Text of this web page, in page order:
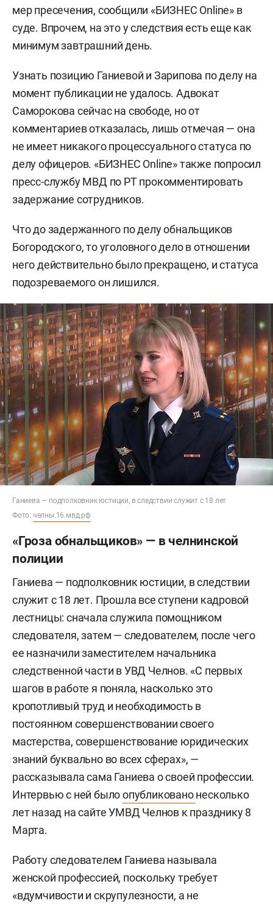
мер пресечения, сообщили «БИЗНЕС Online» в
суде. Впрочем, на это у следствия есть еще как
минимум завтрашний день.
Узнать позицию Ганиевой и Зарипова по делу на
момент публикации не удалось. Адвокат
Саморокова сейчас на свободе, но от
комментариев отказалась, лишь отмечая — она
не имеет никакого процессуального статуса по
делу офицеров. «БИЗНЕС Online» также попросил
пресс-службу МВД по РТ прокомментировать
задержание сотрудников.
Что до задержанного по делу обнальщиков
Богородского, то уголовного дело в отношении
него действительно было прекращено, и статуса
подозреваемого он лишился.
Ганиева — подполковник юстиции, в следствии служит с 18 лет
Фото: челны.16.мвд.рф
«Гроза обнальщиков» — в челнинской
полиции
Ганиева — подполковник юстиции, в следствии
служит с 18 лет. Прошла все ступени кадровой
лестницы: сначала служила помощником
следователя, затем — следователем, после чего
ее назначили заместителем начальника
следственной части в УВД Челнов. «С первых
шагов в работе я поняла, насколько это
кропотливый труд и необходимость в
постоянном совершенствовании своего
мастерства, совершенствование юридических
знаний буквально во всех сферах», —
рассказывала сама Ганиева о своей профессии.
Интервью с ней былоопубликованонесколько
лет назад на сайте УМВД Челнов к празднику 8
Марта.
Работу следователем Ганиева называла
женской профессией, поскольку требует
«вдумчивости и скрупулезности, а не